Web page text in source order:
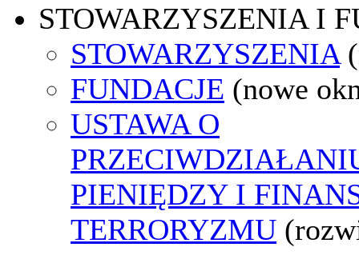
STOWARZYSZENIA I
STOWARZYSZENIA
FUNDACJE (nowe
USTAWA O
PIENIĘDZY I
TERRORYZMU